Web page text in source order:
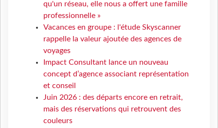
qu'un réseau, elle nous a offert une famille
professionnelle »
Vacances en groupe : l'étude Skyscanner
rappelle la valeur ajoutée des agences de
voyages
Impact Consultant lance un nouveau
concept d’agence associant représentation
et conseil
Juin 2026 : des départs encore en retrait,
mais des réservations qui retrouvent des
couleurs